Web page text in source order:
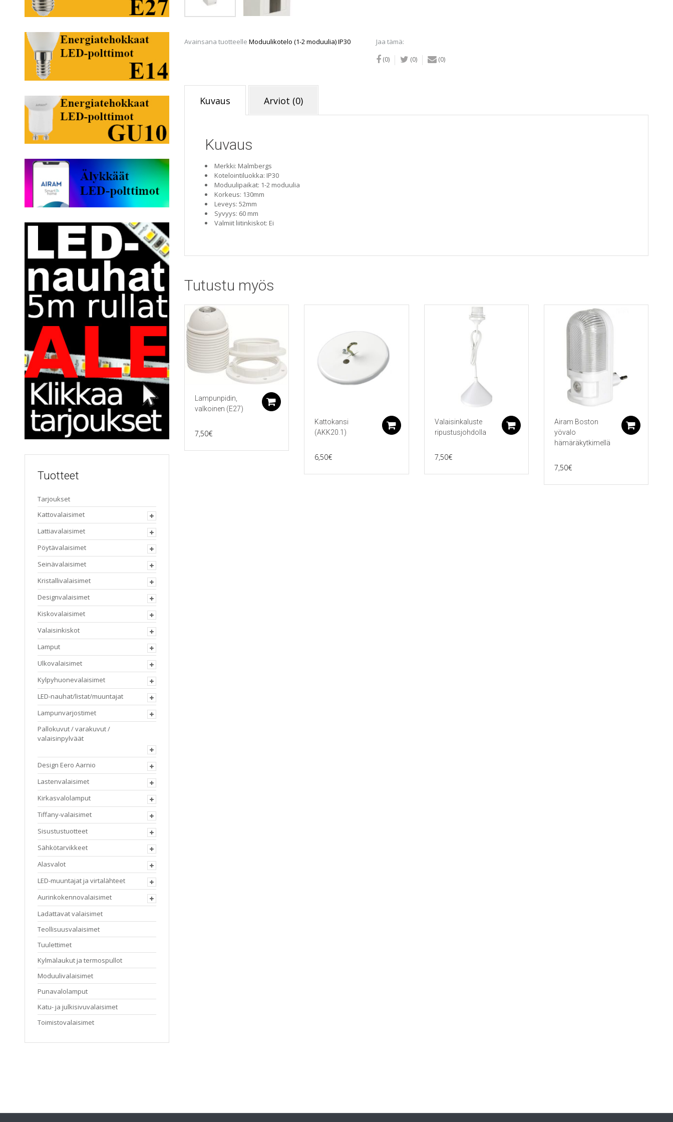
Avainsana tuotteelle Moduulikotelo (1-2 moduulia) IP30 Jaa tämä:
(0) (0) (0)
Kuvaus Arviot (0)
Kuvaus
Merkki: Malmbergs
Kotelointiluokka: IP30
Moduulipaikat: 1-2 moduulia
Korkeus: 130mm
Leveys: 52mm
Syvyys: 60 mm
Valmiit liitinkiskot: Ei
Tutustu myös
Lampunpidin,
valkoinen (E27)
7,50€
Kattokansi
(AKK20.1)
6,50€
Lisää ostoskoriin
Valaisinkaluste
ripustusjohdolla
7,50€
Lisää ostoskoriin
Airam Boston
yövalo
hämäräkytkimellä
7,50€
Tuotteet
Tarjoukset
Kattovalaisimet
Lattiavalaisimet
Pöytävalaisimet
Seinävalaisimet
Kristallivalaisimet
Designvalaisimet
Kiskovalaisimet
Valaisinkiskot
Lamput
Ulkovalaisimet
Kylpyhuonevalaisimet
LED-nauhat/listat/muuntajat
Lampunvarjostimet
Pallokuvut / varakuvut /
valaisinpylväät
Design Eero Aarnio
Lastenvalaisimet
Kirkasvalolamput
Tiffany-valaisimet
Sisustustuotteet
Sähkötarvikkeet
Alasvalot
LED-muuntajat ja virtalähteet
Aurinkokennovalaisimet
Ladattavat valaisimet
Teollisuusvalaisimet
Tuulettimet
Kylmälaukut ja termospullot
Moduulivalaisimet
Punavalolamput
Katu- ja julkisivuvalaisimet
Toimistovalaisimet